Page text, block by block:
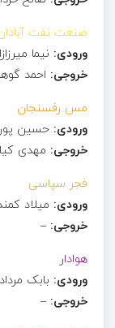
صنعت نفت
ورودی: نیما
خروجی: احمد
مس رفسنجان
ورودی: حسین
خروجی: مهدی
فجر سپاسی
ورودی: میلاد
خروجی: –
هوادار
ورودی: بابک
خروجی: –